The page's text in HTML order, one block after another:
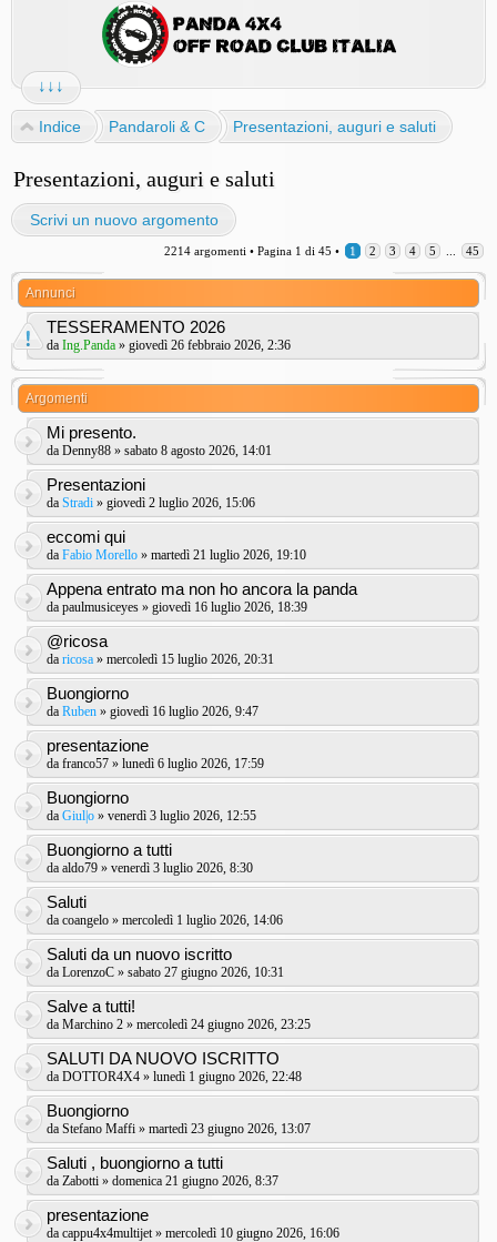
↓↓↓
Indice Pandaroli & C Presentazioni, auguri e saluti
Presentazioni, auguri e saluti
Scrivi un nuovo argomento
2214 argomenti • Pagina 1 di 45 • 1 2 3 4 5 45
Annunci
TESSERAMENTO 2026
da Ing.Panda » giovedì 26 febbraio 2026, 2:36
Argomenti
Mi presento.
da Denny88 » sabato 8 agosto 2026, 14:01
Presentazioni
da Stradi » giovedì 2 luglio 2026, 15:06
eccomi qui
da Fabio Morello » martedì 21 luglio 2026, 19:10
Appena entrato ma non ho ancora la panda
da paulmusiceyes » giovedì 16 luglio 2026, 18:39
@ricosa
da ricosa » mercoledì 15 luglio 2026, 20:31
Buongiorno
da Ruben » giovedì 16 luglio 2026, 9:47
presentazione
da franco57 » lunedì 6 luglio 2026, 17:59
Buongiorno
da Giul|o » venerdì 3 luglio 2026, 12:55
Buongiorno a tutti
da aldo79 » venerdì 3 luglio 2026, 8:30
Saluti
da coangelo » mercoledì 1 luglio 2026, 14:06
Saluti da un nuovo iscritto
da LorenzoC » sabato 27 giugno 2026, 10:31
Salve a tutti!
da Marchino 2 » mercoledì 24 giugno 2026, 23:25
SALUTI DA NUOVO ISCRITTO
da DOTTOR4X4 » lunedì 1 giugno 2026, 22:48
Buongiorno
da Stefano Maffi » martedì 23 giugno 2026, 13:07
Saluti , buongiorno a tutti
da Zabotti » domenica 21 giugno 2026, 8:37
presentazione
da cappu4x4multijet» mercoledì 10 giugno 2026, 16:06